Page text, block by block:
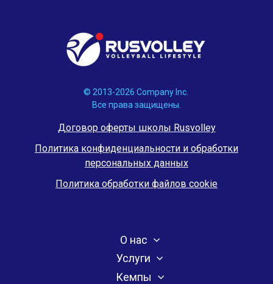
© 2013-2026 Company Inc.
Все права защищены.
Договор оферты школы Rusvolley
Политика конфиденциальности и обработки
персональных данных
Политика обработки файлов cookie
О нас
Услуги
Кемпы